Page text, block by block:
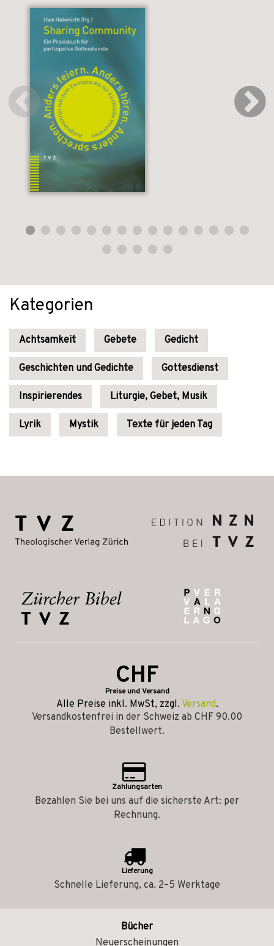
Kategorien
Achtsamkeit Gebete Gedicht
Geschichten und Gedichte Gottesdienst
Inspirierendes Liturgie, Gebet, Musik
Lyrik Mystik Texte für jeden Tag
CHF
Preise und Versand
Alle Preise inkl. MwSt, zzgl. Versand.
Versandkostenfrei in der Schweiz ab CHF 90.00
Bestellwert.
Zahlungsarten
Bezahlen Sie bei uns auf die sicherste Art: per
Rechnung.
Lieferung
Schnelle Lieferung, ca. 2–5 Werktage
Bücher
Neuerscheinungen